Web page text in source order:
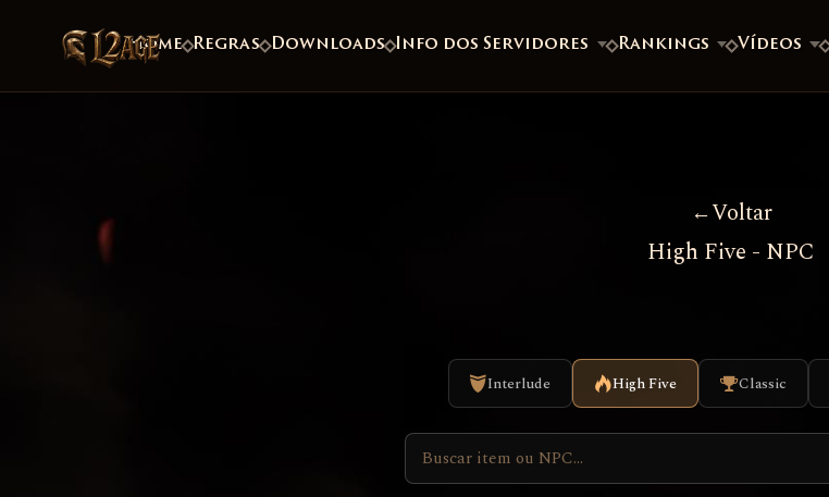
Home Regras Downloads Info dos Servidores Rankings Vídeos
Voltar
High Five - NPC
Interlude High Five Classic